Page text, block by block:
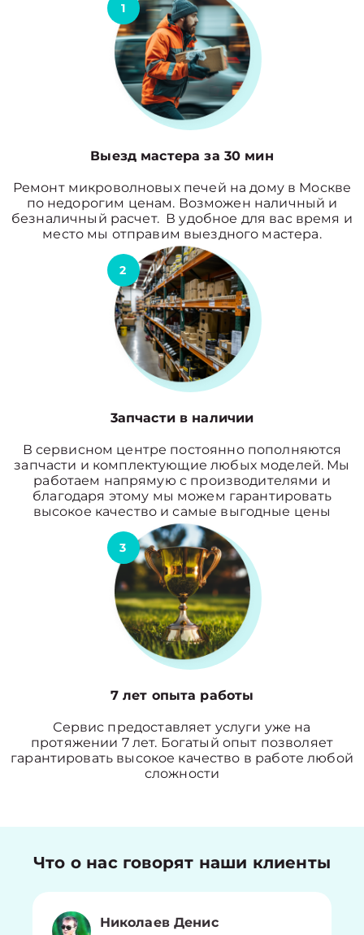
1
Выезд мастера за 30 мин
Ремонт микроволновых печей на дому в Москве
по недорогим ценам. Возможен наличный и
безналичный расчет. В удобное для вас время и
место мы отправим выездного мастера.
2
3апчасти в наличии
В сервисном центре постоянно пополняются
запчасти и комплектующие любых моделей. Мы
работаем напрямую с производителями и
благодаря этому мы можем гарантировать
высокое качество и самые выгодные цены
3
7 лет опыта работы
Сервис предоставляет услуги уже на
протяжении 7 лет. Богатый опыт позволяет
гарантировать высокое качество в работе любой
сложности
Что о нас говорят наши клиенты
Николаев Денис